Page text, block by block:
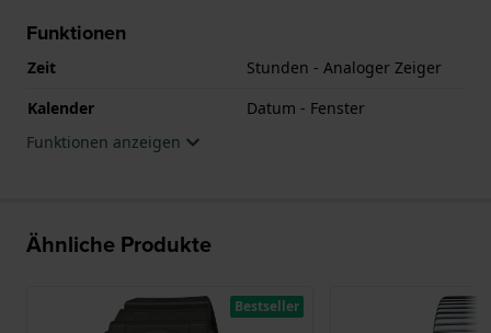
Funktionen
Zeit
Stunden - Analoger Zeiger
Kalender
Datum - Fenster
Funktionen anzeigen
Ähnliche Produkte
Bestseller